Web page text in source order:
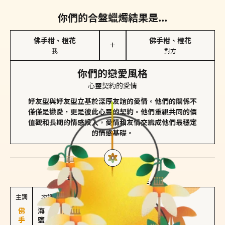
你們的合盤蠟燭結果是...
佛手柑、橙花
我
＋
佛手柑、橙花
對方
你們的戀愛風格
心靈契約的愛情
好友型與好友型立基於深厚友誼的愛情。他們的關係不
僅僅是戀愛，更是彼此心靈的契約。他們重視共同的價
值觀和長期的情感投入，愛情和友情交織成他們最穩定
的情感基礎。
對方 的主調蠟燭是...
主調 次調